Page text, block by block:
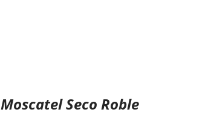
Moscatel Seco Roble